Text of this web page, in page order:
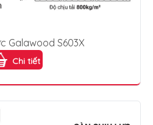
Galawood S603X
Chi tiết